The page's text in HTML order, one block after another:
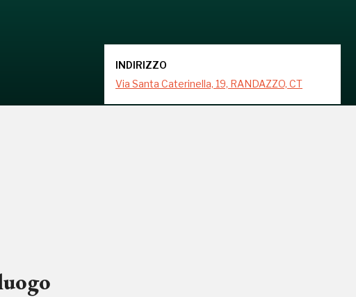
INDIRIZZO
Via Santa Caterinella, 19, RANDAZZO, CT